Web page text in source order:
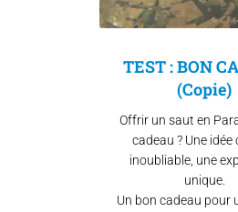
TEST : BON
(Copie)
Offrir un saut en
cadeau ? Une idée
inoubliable, une
unique.
Un bon cadeau pour